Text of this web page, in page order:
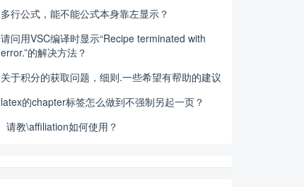
多行公式，能不能公式本身靠左显示？
请问用VSC编译时显示“Recipe terminated with
error.”的解决方法？
关于积分的获取问题，细则.一些希望有帮助的建议
latex的chapter标签怎么做到不强制另起一页？
请教\affiliation如何使用？